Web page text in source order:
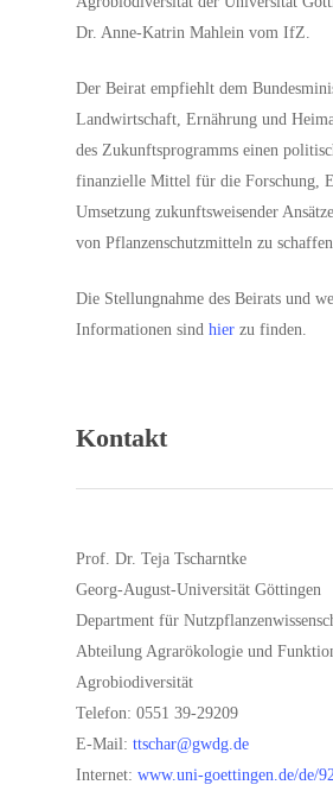
Dr. Anne-Katrin Mahlein vom IfZ.
Der Beirat empfiehlt dem
Landwirtschaft, Ernährung und
des Zukunftsprogramms einen
finanzielle Mittel für die Forschung,
Umsetzung zukunftsweisender
von Pflanzenschutzmitteln zu
Die Stellungnahme des Beirats und
Informationen sindhier zu finden.
Kontakt
Prof. Dr. Teja Tscharntke
Georg-August-Universität Göttingen
Department für
Abteilung Agrarökologie und
Agrobiodiversität
Telefon: 0551 39-29209
E-Mail:ttschar@gwdg.de
Internet:www.uni-goettingen.de/de/